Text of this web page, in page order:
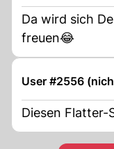
Da wird sich
freuen😂
User #2556
Diesen Flatter-